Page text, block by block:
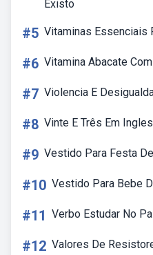
Existo
#5 Vitaminas Essenciais
#6 Vitamina Abacate
#7 Violencia E
#8 Vinte E Três Em Ingles
#9 Vestido Para Festa
#10 Vestido Para Bebe
#11 Verbo Estudar No
#12 Valores De